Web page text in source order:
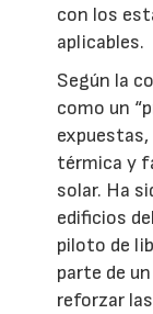
con los
aplicables.
Según la
como un
térmica y
solar. Ha
edificios
piloto de
parte de
reforzar